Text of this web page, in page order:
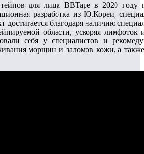
для лица BBTape в 2020 году
разработка из Ю.Кореи,
достигается благодаря наличию
области, ускоряя
себя у специалистов и
морщин и заломов кожи, а